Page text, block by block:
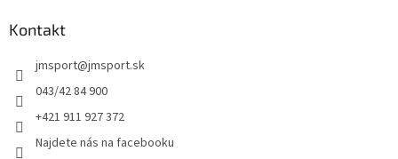
Kontakt
jmsport@jmsport.sk
043/42 84 900
+421 911 927 372
Najdete nás na facebooku